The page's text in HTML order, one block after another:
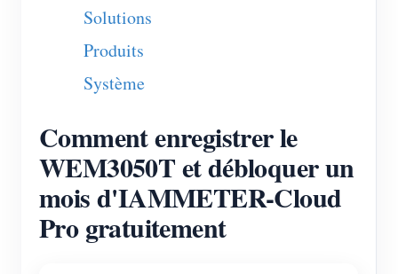
Actualités
Blogs
Forum
App Store
Explorer le site
Solutions
Produits
Système
Comment enregistrer le
WEM3050T et débloquer un
mois d'IAMMETER-Cloud
Pro gratuitement